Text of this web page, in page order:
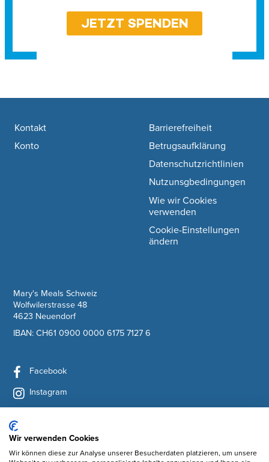
JETZT SPENDEN
Footer navigation
Mary's Meals Schweiz
Wolfwilerstrasse 48
4623 Neuendorf
IBAN: CH61 0900 0000 6175 7127 6
Kontakt
Konto
Barrierefreiheit
Betrugsaufklärung
Datenschutzrichtlinien
Nutzunsgbedingungen
Wie wir Cookies
verwenden
Cookie-Einstellungen
ändern
Facebook
Instagram
LinkedIn
Newsletter abonnieren
Wir verwenden Cookies
Wir können diese zur Analyse unserer Besucherdaten platzieren, um unsere